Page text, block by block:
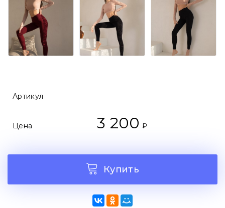
Артикул
Цена 3 200 ₽
Купить